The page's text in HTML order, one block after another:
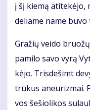
į šį kie­mą ati­te­kė­jo,
de­lia­me na­me
Gra­žių vei­do
pa­mi­lo sa­vo vy­rą
kė­jo. Tris­de­šimt
trū­kus aneu­riz­mai.
vos še­šio­li­kos